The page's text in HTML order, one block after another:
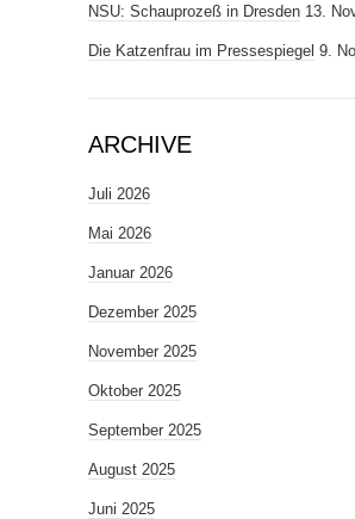
NSU: Schauprozeß in Dresden 13.
Die Katzenfrau im Pressespiegel 9.
ARCHIVE
Juli 2026
Mai 2026
Januar 2026
Dezember 2025
November 2025
Oktober 2025
September 2025
August 2025
Juni 2025